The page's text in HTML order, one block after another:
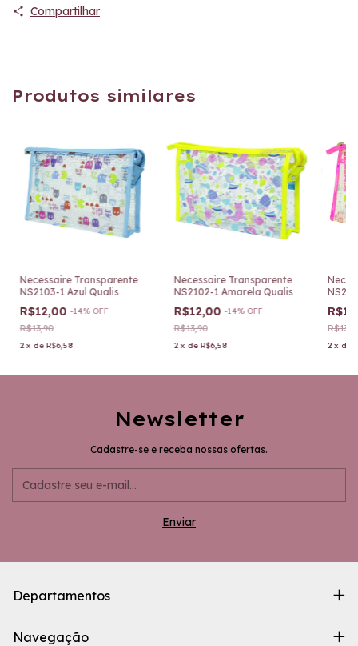
Compartilhar
Produtos similares
Necessaire Transparente
NS2103-1 Azul Qualis
R$12,00 -14% OFF
R$13,90
2 x de R$6,58
Necessaire Transparente
NS2102-1 Amarela Qualis
R$12,00 -14% OFF
R$13,90
2 x de R$6,58 2 x de
Newsletter
Cadastre-se e receba nossas ofertas.
Departamentos
Navegação